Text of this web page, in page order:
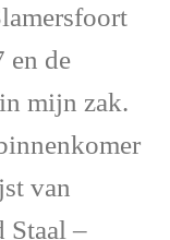
en de
mijn zak.
van
Staal –